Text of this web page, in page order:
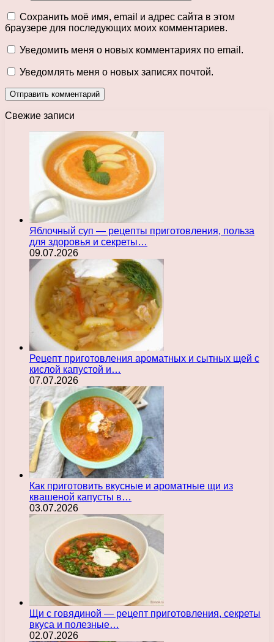
Сохранить моё имя, email и адрес сайта в этом
браузере для последующих моих комментариев.
Уведомить меня о новых комментариях по email.
Уведомлять меня о новых записях почтой.
Свежие записи
Яблочный суп — рецепты приготовления, польза
для здоровья и секреты…
09.07.2026
Рецепт приготовления ароматных и сытных щей с
кислой капустой и…
07.07.2026
Как приготовить вкусные и ароматные щи из
квашеной капусты в…
03.07.2026
Щи с говядиной — рецепт приготовления, секреты
вкуса и полезные…
02.07.2026